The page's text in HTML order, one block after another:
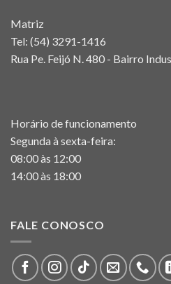
Matriz
Tel: (54) 3291-1416
Rua Pe. Feijó N. 480 - Bairro
Horário de funcionamento
Segunda à sexta-feira:
08:00 às 12:00
14:00 às 18:00
FALE CONOSCO